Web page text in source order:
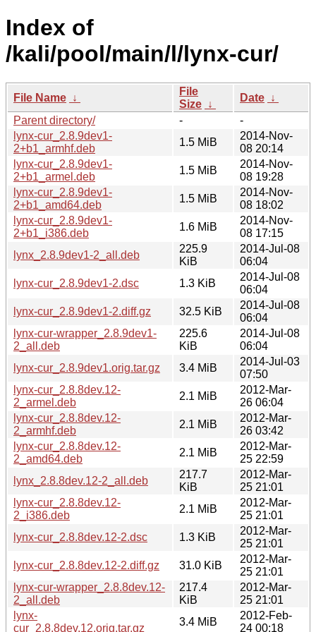
Index of
/kali/pool/main/l/lynx-cur/
File Name ↓
File
Size ↓
Date ↓
Parent directory/
-
-
lynx-cur_2.8.9dev1-
2+b1_armhf.deb
1.5 MiB
2014-Nov-
08 20:14
lynx-cur_2.8.9dev1-
2+b1_armel.deb
1.5 MiB
2014-Nov-
08 19:28
lynx-cur_2.8.9dev1-
2+b1_amd64.deb
1.5 MiB
2014-Nov-
08 18:02
lynx-cur_2.8.9dev1-
2+b1_i386.deb
1.6 MiB
2014-Nov-
08 17:15
lynx_2.8.9dev1-2_all.deb
225.9
KiB
2014-Jul-08
06:04
lynx-cur_2.8.9dev1-2.dsc
1.3 KiB
2014-Jul-08
06:04
lynx-cur_2.8.9dev1-2.diff.gz
32.5 KiB
2014-Jul-08
06:04
lynx-cur-wrapper_2.8.9dev1-
2_all.deb
225.6
KiB
2014-Jul-08
06:04
lynx-cur_2.8.9dev1.orig.tar.gz
3.4 MiB
2014-Jul-03
07:50
lynx-cur_2.8.8dev.12-
2_armel.deb
2.1 MiB
2012-Mar-
26 06:04
lynx-cur_2.8.8dev.12-
2_armhf.deb
2.1 MiB
2012-Mar-
26 03:42
lynx-cur_2.8.8dev.12-
2_amd64.deb
2.1 MiB
2012-Mar-
25 22:59
lynx_2.8.8dev.12-2_all.deb
217.7
KiB
2012-Mar-
25 21:01
lynx-cur_2.8.8dev.12-
2_i386.deb
2.1 MiB
2012-Mar-
25 21:01
lynx-cur_2.8.8dev.12-2.dsc
1.3 KiB
2012-Mar-
25 21:01
lynx-cur_2.8.8dev.12-2.diff.gz
31.0 KiB
2012-Mar-
25 21:01
lynx-cur-wrapper_2.8.8dev.12-
2_all.deb
217.4
KiB
2012-Mar-
25 21:01
lynx-
cur_2.8.8dev.12.orig.tar.gz
3.4 MiB
2012-Feb-
24 00:18